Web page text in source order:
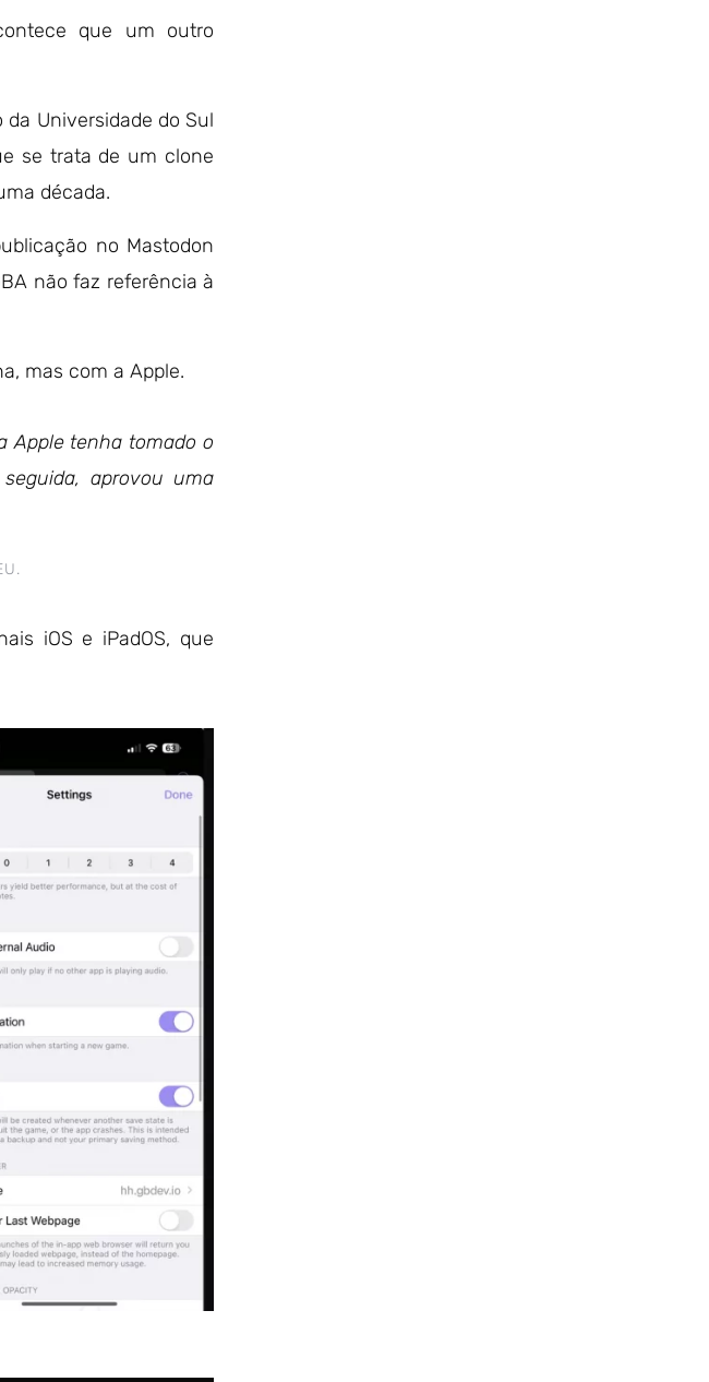
que um outro
Universidade do Sul
se trata de um clone
década.
no Mastodon
não faz referência à
mas com a Apple.
Apple tenha tomado o
aprovou uma
iOS e iPadOS, que